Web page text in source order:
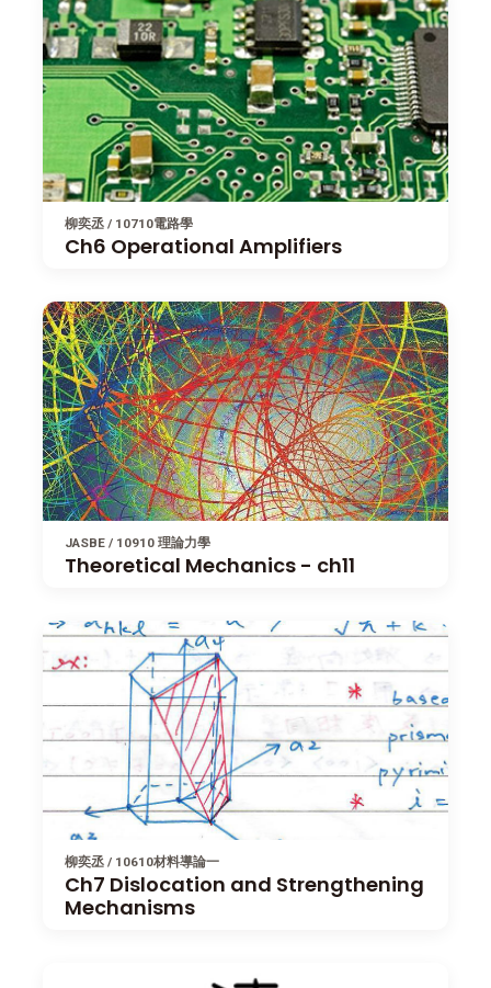
柳奕丞 / 10710電路學
Ch6 Operational Amplifiers
JASBE / 10910 理論力學
Theoretical Mechanics - ch11
柳奕丞 / 10610材料導論一
Ch7 Dislocation and Strengthening
Mechanisms